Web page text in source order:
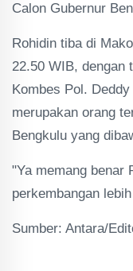
Calon Gubernur
Rohidin tiba di
22.50 WIB, dengan
Kombes Pol.
merupakan orang
Bengkulu yang
"Ya memang benar
perkembangan
Sumber: Antara/